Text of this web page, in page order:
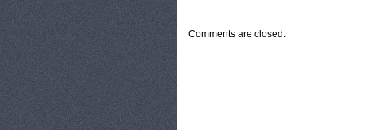
Comments are closed.